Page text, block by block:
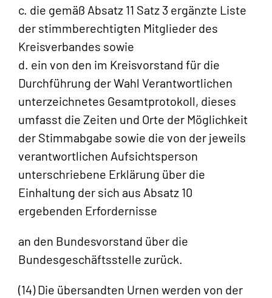
c. die gemäß Absatz 11 Satz 3 ergänzte Liste
der stimmberechtigten Mitglieder des
Kreisverbandes sowie
d. ein von den im Kreisvorstand für die
Durchführung der Wahl Verantwortlichen
unterzeichnetes Gesamtprotokoll, dieses
umfasst die Zeiten und Orte der Möglichkeit
der Stimmabgabe sowie die von der jeweils
verantwortlichen Aufsichtsperson
unterschriebene Erklärung über die
Einhaltung der sich aus Absatz 10
ergebenden Erfordernisse
an den Bundesvorstand über die
Bundesgeschäftsstelle zurück.
(14) Die übersandten Urnen werden von der